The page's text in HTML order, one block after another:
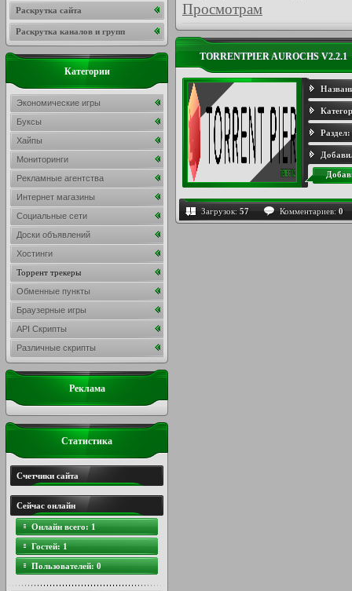
Просмотрам
TORRENTPIER AUROCHS V2.2.1
Раздел:
Загрузок: 57 Комментариев: 0
Раскрутка сайта
Раскрутка каналов и групп
Категории
Экономические игры
Буксы
Хайпы
Мониторинги
Рекламные агентства
Интернет магазины
Социальные сети
Доски объявлений
Хостинги
Торрент трекеры
Обменные пункты
Браузерные игры
API Скрипты
Различные скрипты
Реклама
Статистика
Счетчики сайта
Сейчас онлайн
Онлайн всего:1
Гостей:1
Пользователей:0